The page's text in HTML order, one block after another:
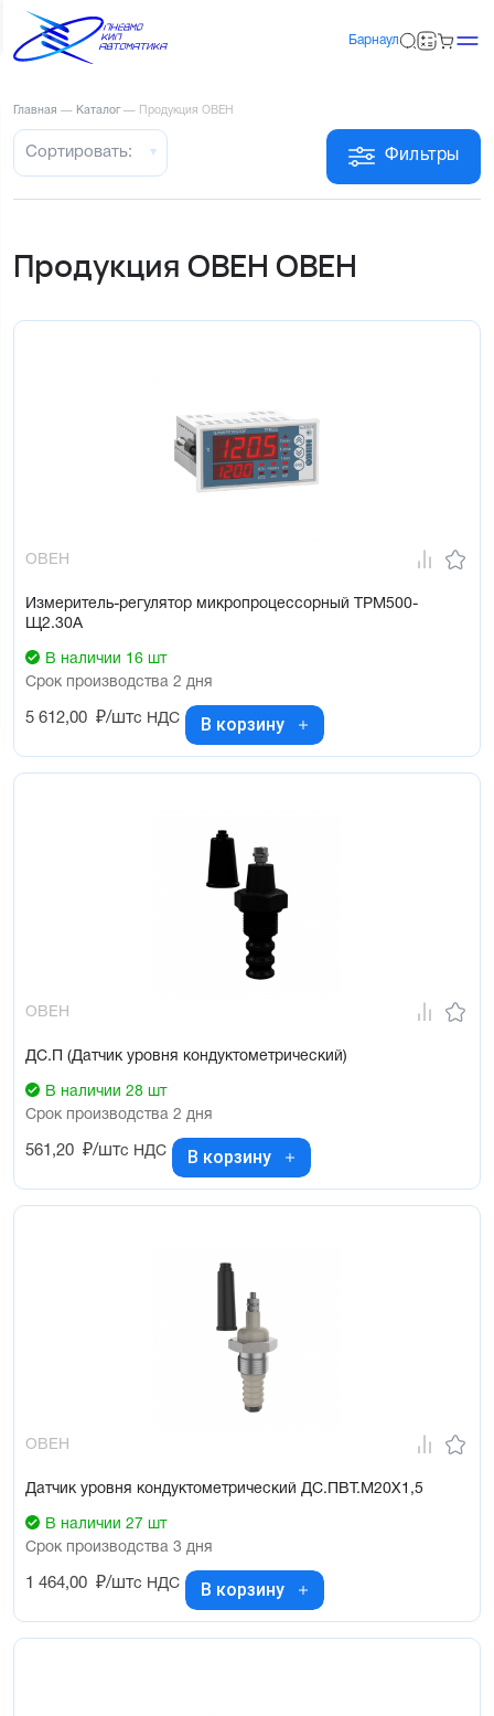
Барнаул
Главная — Каталог — Продукция ОВЕН
Фильтры
Сортировать:
Продукция ОВЕН ОВЕН
ОВЕН
Измеритель-регулятор микропроцессорный ТРМ500-
Щ2.30А
В наличии 16 шт
Срок производства 2 дня
5 612,00 ₽/штс НДС В корзину
ОВЕН
ДС.П (Датчик уровня кондуктометрический)
В наличии 28 шт
Срок производства 2 дня
561,20 ₽/штс НДС В корзину
ОВЕН
Датчик уровня кондуктометрический ДС.ПВТ.М20Х1,5
В наличии 27 шт
Срок производства 3 дня
1 464,00 ₽/штс НДС В корзину